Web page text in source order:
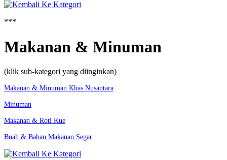
***
Makanan & Minuman
(klik sub-kategori yang diinginkan)
Makanan & Minuman Khas Nusantara
Minuman
Makanan & Roti Kue
Buah & Bahan Makanan Segar